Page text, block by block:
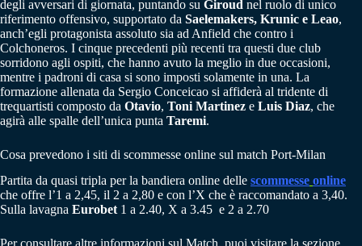
degli avversari di giornata, puntando su Giroud nel ruolo di unico
riferimento offensivo, supportato da Saelemakers, Krunic e Leao,
anch’egli protagonista assoluto sia ad Anfield che contro i
Colchoneros. I cinque precedenti più recenti tra questi due club
sorridono agli ospiti, che hanno avuto la meglio in due occasioni,
mentre i padroni di casa si sono imposti solamente in una. La
formazione allenata da Sergio Conceicao si affiderà al tridente di
trequartisti composto da Otavio, Toni Martinez e Luis Diaz, che
agirà alle spalle dell’unica punta Taremi.
Cosa prevedono i siti di scommesse online sul match Port-Milan
Partita da quasi tripla per la bandiera online delle scommesse online
che offre l’1 a 2,45, il 2 a 2,80 e con l’X che è raccomandato a 3,40.
Sulla lavagna Eurobet1 a 2.40, X a 3.45 e 2 a 2.70